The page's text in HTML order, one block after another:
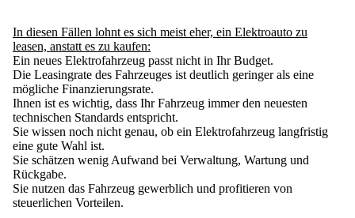
In diesen Fällen lohnt es sich meist eher, ein Elektroauto zu
leasen, anstatt es zu kaufen:
Ein neues Elektrofahrzeug passt nicht in Ihr Budget.
Die Leasingrate des Fahrzeuges ist deutlich geringer als eine
mögliche Finanzierungsrate.
Ihnen ist es wichtig, dass IhrFahrzeug immer den neuesten
technischen Standards entspricht.
Sie wissen noch nicht genau, ob ein Elektrofahrzeug langfristig
eine gute Wahl ist.
Sie schätzen wenig Aufwand bei Verwaltung, Wartung und
Rückgabe.
Sie nutzen das Fahrzeug gewerblich und profitieren von
steuerlichen Vorteilen.